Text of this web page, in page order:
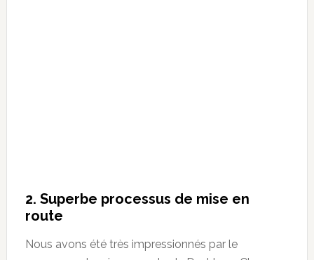
2. Superbe processus de mise en
route
Nous avons été très impressionnés par le